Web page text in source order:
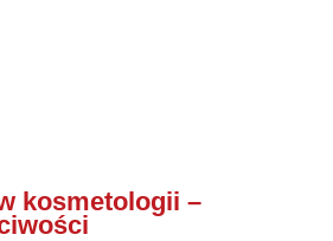
kosmetologii –